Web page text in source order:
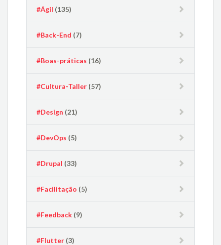
#Ágil (135)
#Back-End (7)
#Boas-práticas (16)
#Cultura-Taller (57)
#Design (21)
#DevOps (5)
#Drupal (33)
#Facilitação (5)
#Feedback (9)
#Flutter (3)